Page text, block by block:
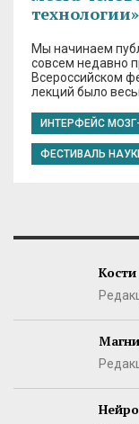
технологии»
Мы начинаем
совсем недавно
Всероссийском
лекций было
ИНТЕРФЕЙС
ФЕСТИВАЛЬ